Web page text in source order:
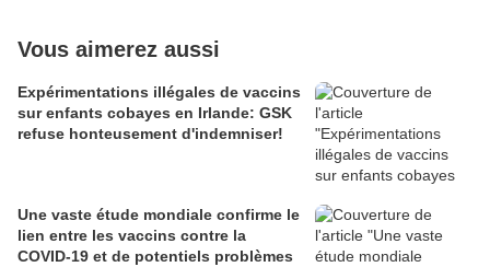
Vous aimerez aussi
Expérimentations illégales de vaccins
sur enfants cobayes en Irlande: GSK
refuse honteusement d'indemniser!
Une vaste étude mondiale confirme le
lien entre les vaccins contre la
COVID-19 et de potentiels problèmes